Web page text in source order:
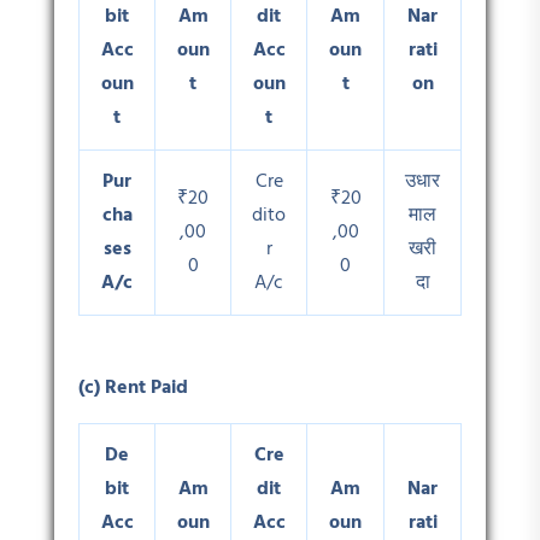
bit
Acc
oun
t
Am
oun
t
dit
Acc
oun
t
Am
oun
t
Nar
rati
on
Pur
cha
ses
A/c
₹20
,00
0
Cre
dito
r
A/c
₹20
,00
0
उधार
माल
खरी
दा
(c) Rent Paid
De
bit
Acc
Am
oun
Cre
dit
Acc
Am
oun
Nar
rati